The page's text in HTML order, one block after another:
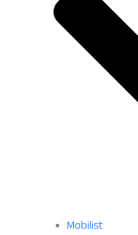
Mobilist